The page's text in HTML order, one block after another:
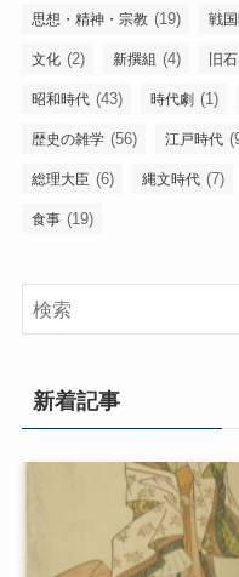
思想・精神・宗教 (19) 戦
文化 (2) 新撰組 (4) 旧
昭和時代 (43) 時代劇 (1)
歴史の雑学 (56) 江戸時代
総理大臣 (6) 縄文時代 (7)
食事 (19)
新着記事